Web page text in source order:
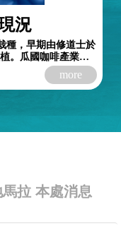
況
種，早期由修道士於
。瓜國咖啡產業自
more
馬拉 本處消息